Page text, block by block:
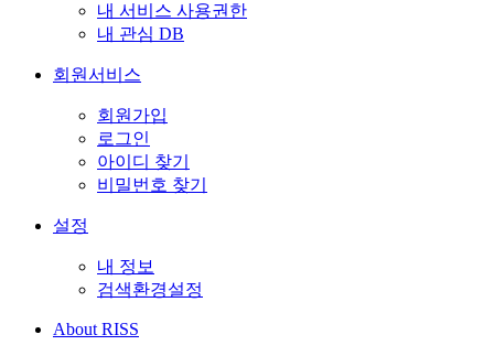
내 서비스 사용권한
내 관심 DB
회원서비스
회원가입
로그인
아이디 찾기
비밀번호 찾기
설정
내 정보
검색환경설정
About RISS